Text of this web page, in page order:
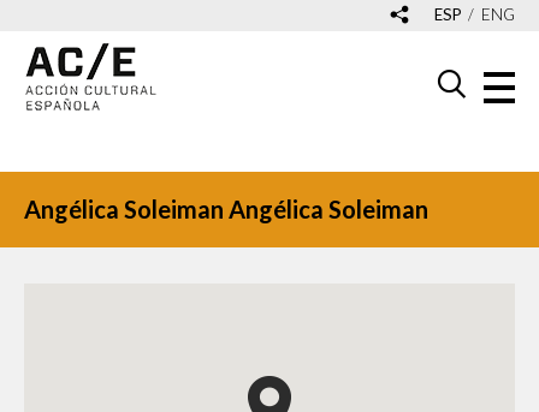
ESP ENG
Angélica Soleiman Angélica Soleiman